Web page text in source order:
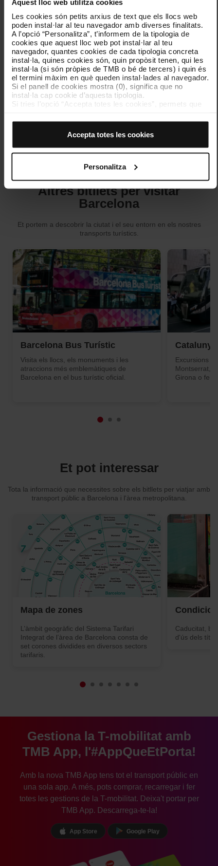
Aquest lloc web utilitza cookies
Les cookies són petits arxius de text que els llocs web
poden instal·lar al teu navegador amb diverses finalitats.
A l’opció “Personalitza”, t’informem de la tipologia de
cookies que aquest lloc web pot instal·lar al teu
navegador, quantes cookies de cada tipologia concreta
instal·la, quines cookies són, quin propòsit tenen, qui les
instal·la (si són pròpies de TMB o bé de tercers) i quin és
el termini màxim en què queden instal·lades al navegador.
Si el panell de cookies mostra (0), significa que no
instal·la cap cookie d’aquesta tipologia.
Si tries l’opció “Accepta totes les cookies”, permets que
El selector que es troba a la dreta de cada tipologia de
cookies d’aquella classe.
Un cop hagis marcat les teves preferències, has de fer
clic sobre “Selecciona i configura”. Així, s’instal·laran
només les cookies de la tipologia que hagis seleccionat
personalització, perquè permeten recordar les teves
opcions de navegació (com ara l’idioma) i milloren la teva
experiència d’usuari.
Les cookies necessàries són imprescindibles per al
pots començar a navegar-hi. Només pots consultar la
Política de cookies.
pots modificar la teva selecció de cookies anant a l’opció
“Gestor de cookies”, que trobaràs al menú de la part
inferior del web.
Accepta totes les cookies
Personalitza
anys. Viatges il·limitats al sector tarifari per on s'ha
emès.
0 € Compra online
Veure’n més
Altres bitllets per visitar
Barcelona
Et portem a descobrir la ciutat i el seu entorn en els nostres
transports turístics.
Barcelona Bus Turístic
Visita els llocs, els monuments i les
atraccions més emblemàtiques de
Barcelona en el bus turístic oficial.
Excursions
Montserrat,
Girona o fer
Et pot interessar
Tota la informació que necessites sobre els bitllets per viatjar amb
transport públic a Barcelona i l'àrea metropolitana.
Mapa de zones
L’àmbit geogràfic del Sistema Tarifari
Integrat de l’àrea de Barcelona consta de
set corones dividides en diversos sectors
tarifaris.
Caducitat,
d'ús dels
Gestiona la T-mobilitat amb
TMB App, l'#AppQueEtPorta!
Amb la nova TMB App tens tot el transport públic en
una sola app. A més, pots comprar, recarregar i fer
totes les gestions de la T-mobilitat. Deixa't portar per
TMB App. Descarrega-te-la!
App Store Google Play